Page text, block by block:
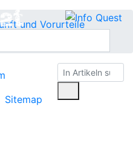
und Vorurteile
Sitemap